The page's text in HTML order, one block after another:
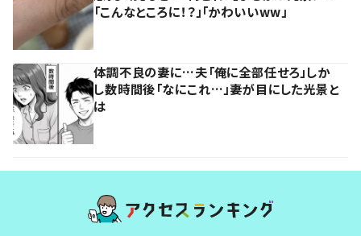
「こんなところに！？」「かわいいww」
体調不良の妻に…夫「俺に全部任せろ」しか
し数時間後「なにこれ…」妻が目にした光景と
は